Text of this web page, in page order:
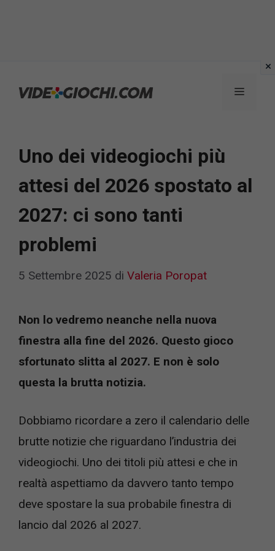
Menu
Uno dei videogiochi più
attesi del 2026 spostato al
2027: ci sono tanti
problemi
5 Settembre 2025 di Valeria Poropat
Non lo vedremo neanche nella nuova
finestra alla fine del 2026. Questo gioco
sfortunato slitta al 2027. E non è solo
questa la brutta notizia.
Dobbiamo ricordare a zero il calendario delle
brutte notizie che riguardano l’industria dei
videogiochi. Uno dei titoli più attesi e che in
realtà aspettiamo da davvero tanto tempo
deve spostare la sua probabile finestra di
lancio dal 2026 al 2027.